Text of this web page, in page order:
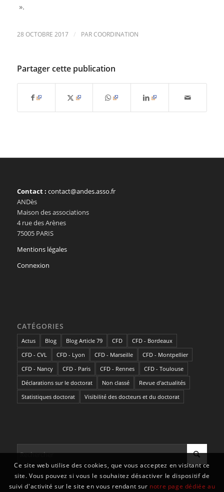
».
28 OCTOBRE 2017 / PARCOORDINATION
Partager cette publication
Contact : contact@andes.asso.fr
ANDès
Maison des associations
4 rue des Arènes
75005 PARIS
Mentions légales
Connexion
CATÉGORIES
Actus Blog Blog Article 79 CFD
CFD - Bordeaux
CFD - CVL
CFD - Lyon CFD - Marseille
CFD - Montpellier
CFD - Nancy
CFD - Paris CFD - Rennes
CFD - Toulouse
Déclarations sur le doctorat
Non classé
Revue d'actualités
Statistiques doctorat
Visibilité des docteurs et du doctorat
Ce site web utilise des cookies, que vous acceptez en visitant ce
site. Vous pouvez si vous le souhaitez désactiver le dispositif de
suivi d'activité sur le site en vous rendant sur notre page dédiée au